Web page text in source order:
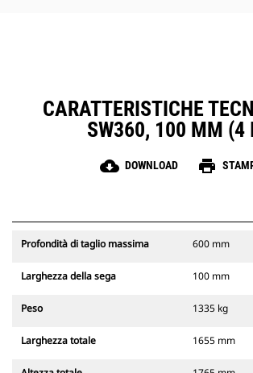
CARATTERISTICHE
SW360, 100 MM (4
cloud_download DOWNLOAD print
Profondità di taglio massima 600 mm
Larghezza della sega 100 mm
Peso 1335 kg
Larghezza totale 1655 mm